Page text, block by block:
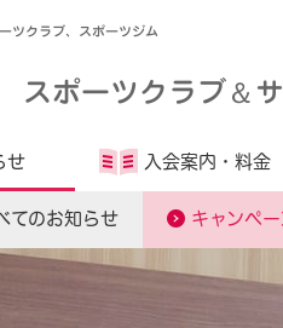
ツクラブ、スポーツジム
スポーツクラブ＆
せ
てのお知らせ キャンペー
入会案内・ 料金